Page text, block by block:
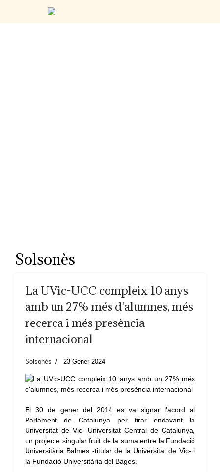
Solsonès
La UVic-UCC compleix 10 anys
amb un 27% més d'alumnes, més
recerca i més presència
internacional
Solsonès 23 Gener 2024
El 30 de gener del 2014 es va signar l'acord al
Parlament de Catalunya per tirar endavant la
Universitat de Vic- Universitat Central de Catalunya,
un projecte singular fruit de la suma entre la Fundació
Universitària Balmes -titular de la Universitat de Vic- i
la Fundació Universitària del Bages.